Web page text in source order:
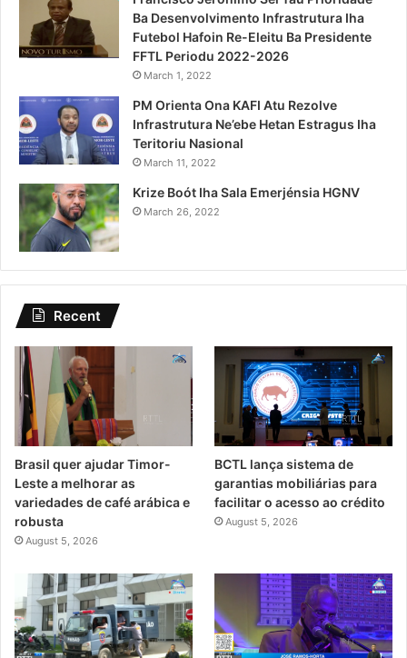
Ba Desenvolvimento Infrastrutura Iha
Futebol Hafoin Re-Eleitu Ba Presidente
FFTL Periodu 2022-2026
March 1, 2022
PM Orienta Ona KAFI Atu Rezolve
Infrastrutura Ne’ebe Hetan Estragus Iha
Teritoriu Nasional
March 11, 2022
Krize Boót Iha Sala Emerjénsia HGNV
March 26, 2022
Recent
Brasil quer ajudar Timor-
Leste a melhorar as
variedades de café arábica e
robusta
August 5, 2026
BCTL lança sistema de
garantias mobiliárias para
facilitar o acesso ao crédito
August 5, 2026